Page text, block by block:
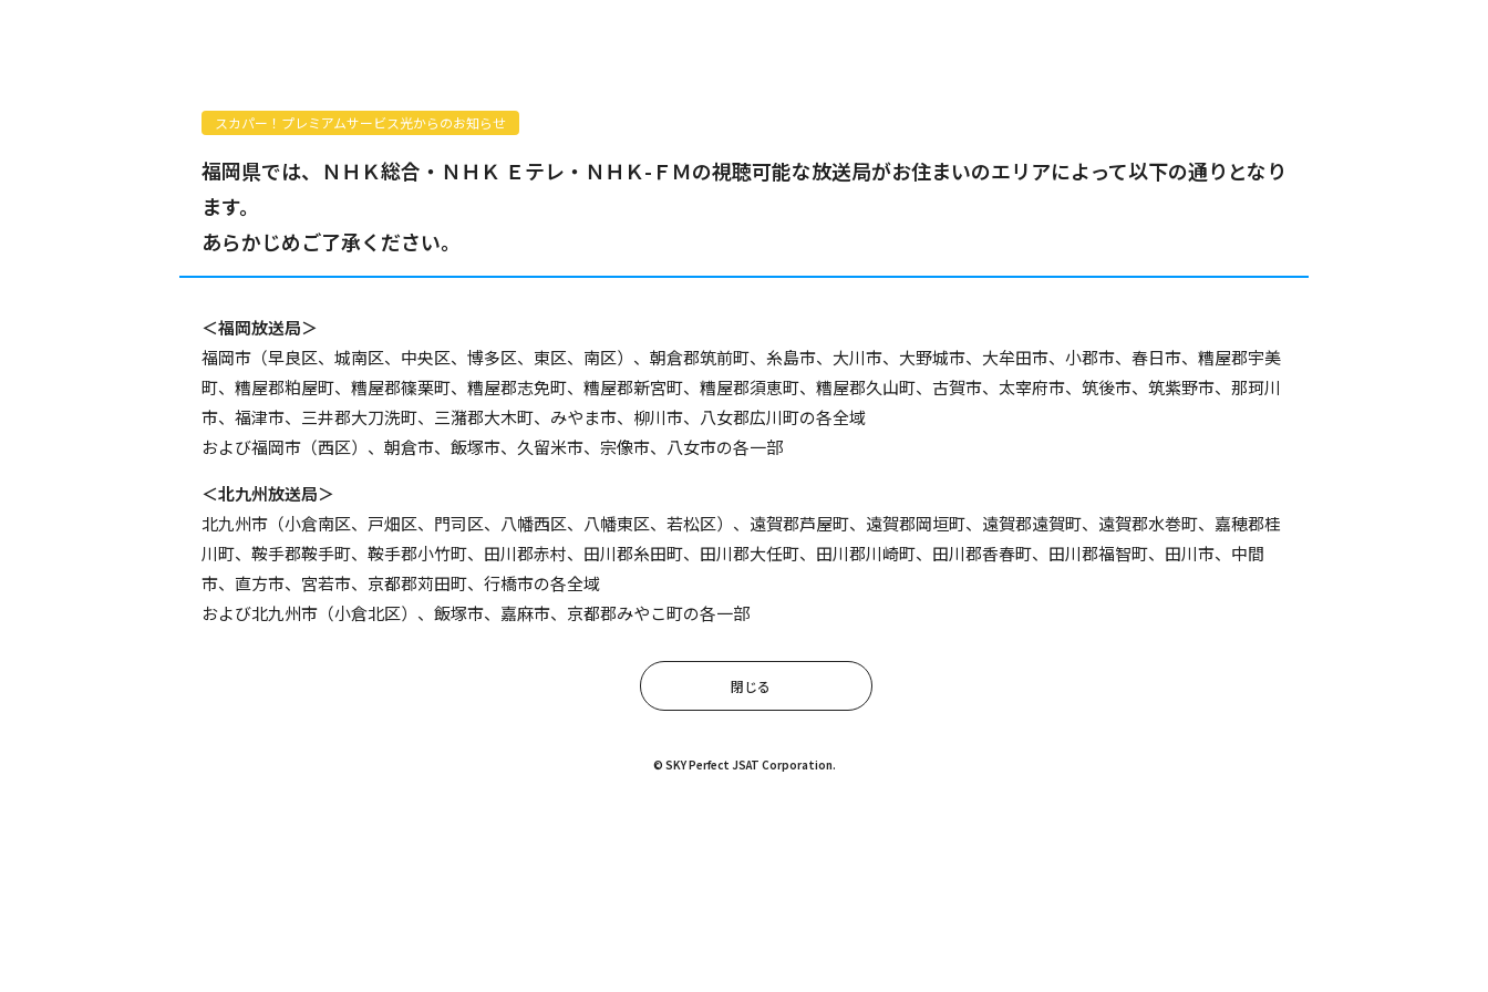
スカパー！プレミアムサービス光からのお知らせ
福岡県では、ＮＨＫ総合・ＮＨＫ Ｅテレ・ＮＨＫ-ＦＭの視聴可能な放送局がお住まいのエリアによって以下の通りとなり
ます。
あらかじめご了承ください。
＜福岡放送局＞
福岡市（早良区、城南区、中央区、博多区、東区、南区）、朝倉郡筑前町、糸島市、大川市、大野城市、大牟田市、小郡市、春日市、糟屋郡宇美
町、糟屋郡粕屋町、糟屋郡篠栗町、糟屋郡志免町、糟屋郡新宮町、糟屋郡須恵町、糟屋郡久山町、古賀市、太宰府市、筑後市、筑紫野市、那珂川
市、福津市、三井郡大刀洗町、三潴郡大木町、みやま市、柳川市、八女郡広川町の各全域
および福岡市（西区）、朝倉市、飯塚市、久留米市、宗像市、八女市の各一部
＜北九州放送局＞
北九州市（小倉南区、戸畑区、門司区、八幡西区、八幡東区、若松区）、遠賀郡芦屋町、遠賀郡岡垣町、遠賀郡遠賀町、遠賀郡水巻町、嘉穂郡桂
川町、鞍手郡鞍手町、鞍手郡小竹町、田川郡赤村、田川郡糸田町、田川郡大任町、田川郡川崎町、田川郡香春町、田川郡福智町、田川市、中間
市、直方市、宮若市、京都郡苅田町、行橋市の各全域
および北九州市（小倉北区）、飯塚市、嘉麻市、京都郡みやこ町の各一部
閉じる
© SKY Perfect JSAT Corporation.